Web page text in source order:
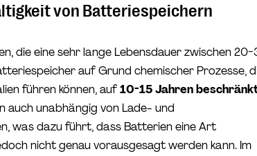
von Batteriespeichern
die eine sehr lange Lebensdauer zwischen
auf Grund chemischer Prozesse,
führen können, auf10-15 Jahren
auch unabhängig von Lade- und
was dazu führt, dass Batterien eine Art
nicht genau vorausgesagt werden kann. Im